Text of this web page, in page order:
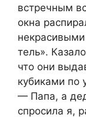
встречным
окна
тель».
что они
кyбикaми по
— Папа, а
спрocила я,